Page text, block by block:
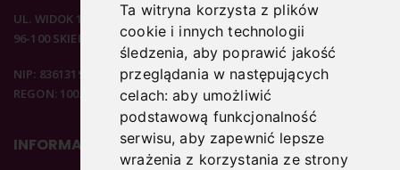
Ta witryna korzysta z plików
cookie i innych technologii
śledzenia, aby poprawić jakość
przeglądania w następujących
celach:aby umożliwić
podstawową funkcjonalność
serwisu,aby zapewnić lepsze
wrażenia z korzystania ze strony
UL. WIDOK 15B
96-100 SKIERNIEWICE
NIP: 8361319313
REGON: 100297020
INFORMACJE